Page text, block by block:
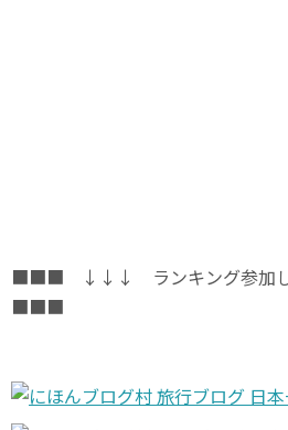
■■■ ↓↓↓ ランキング参加
■■■